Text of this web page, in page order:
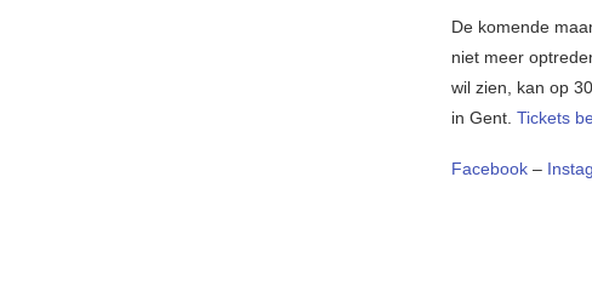
De komende
niet meer
wil zien, kan op
in Gent. Tickets
Facebook –